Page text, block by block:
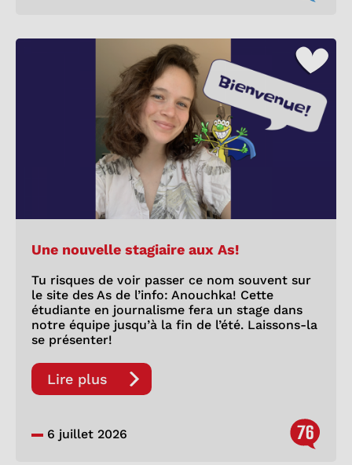
Une nouvelle stagiaire aux As!
Tu risques de voir passer ce nom souvent sur
le site des As de l’info: Anouchka! Cette
étudiante en journalisme fera un stage dans
notre équipe jusqu’à la fin de l’été. Laissons-la
se présenter!
Lire plus
6 juillet 2026 76